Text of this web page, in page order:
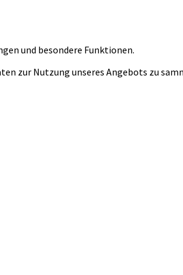
und besondere Funktionen.
zur Nutzung unseres Angebots zu